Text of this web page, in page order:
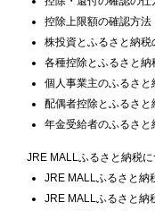
控除上限額の確認方法
株投資とふるさと納税
各種控除とふるさと納
個人事業主のふるさと
配偶者控除とふるさと
年金受給者のふるさと
JRE MALLふるさと納税に
JRE MALLふるさと納
JRE MALLふるさと納